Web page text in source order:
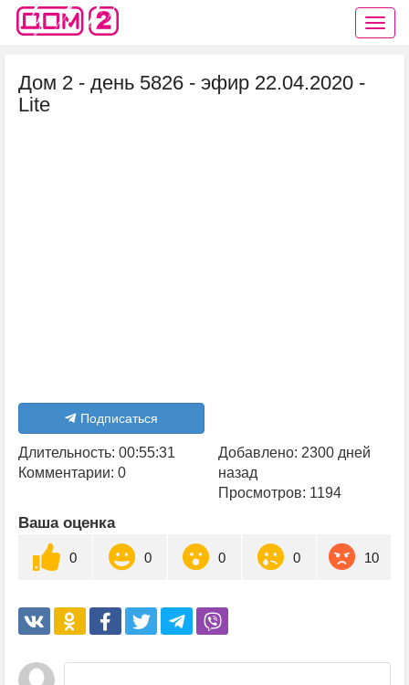
Дом 2 - день 5826 - эфир 22.04.2020 -
Lite
Подписаться
Длительность: 00:55:31
Комментарии: 0
Добавлено: 2300 дней
назад
Просмотров: 1194
Ваша оценка
0 0 0 0 10